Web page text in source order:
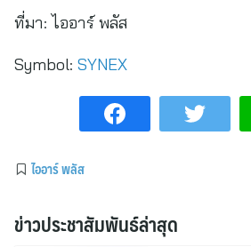
ที่มา: ไออาร์ พลัส
Symbol: SYNEX
ไออาร์ พลัส
ข่าวประชาสัมพันธ์ล่าสุด